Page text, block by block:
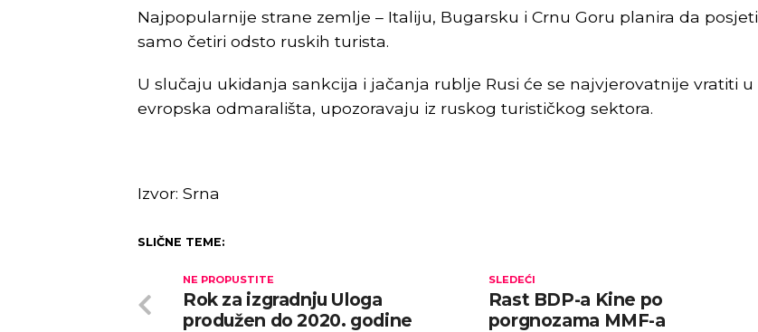
Najpopularnije strane zemlje – Italiju, Bugarsku i Crnu Goru planira da posjeti
samo četiri odsto ruskih turista.
U slučaju ukidanja sankcija i jačanja rublje Rusi će se najvjerovatnije vratiti u
evropska odmarališta, upozoravaju iz ruskog turističkog sektora.
Izvor: Srna
SLIČNE TEME:
SLEDEĆI
Rast BDP-a Kine po
porgnozama MMF-a
NE PROPUSTITE
Rok za izgradnju Uloga
produžen do 2020. godine